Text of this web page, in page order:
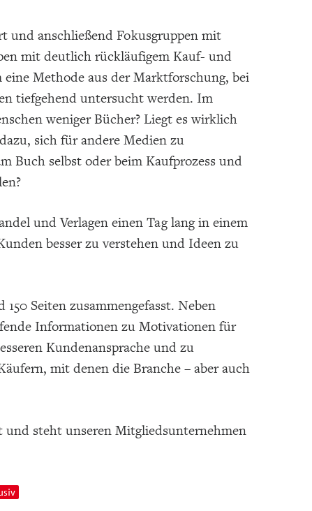
und anschließend Fokusgruppen mit
mit deutlich rückläufigem Kauf- und
Methode aus der Marktforschung, bei
tiefgehend untersucht werden. Im
weniger Bücher? Liegt es wirklich
sich für andere Medien zu
Buch selbst oder beim Kaufprozess und
und Verlagen einen Tag lang in einem
besser zu verstehen und Ideen zu
Seiten zusammengefasst. Neben
Informationen zu Motivationen für
Kundenansprache und zu
mit denen die Branche – aber auch
und steht unseren Mitgliedsunternehmen